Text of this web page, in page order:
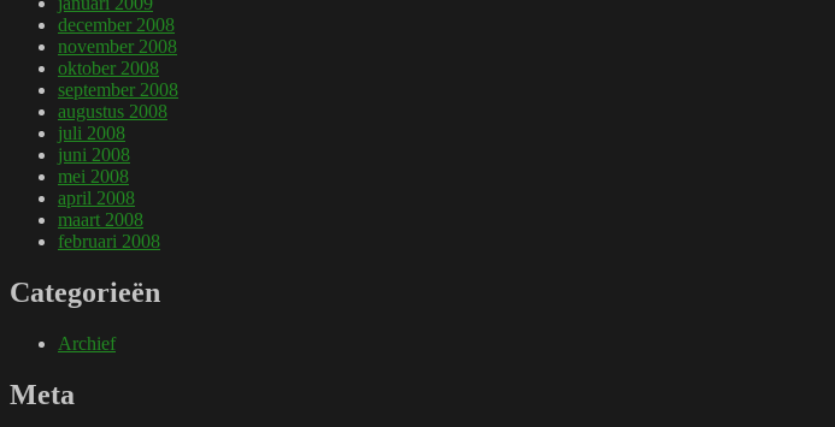
december 2008
november 2008
oktober 2008
september 2008
augustus 2008
juli 2008
juni 2008
mei 2008
april 2008
maart 2008
februari 2008
Categorieën
Archief
Meta